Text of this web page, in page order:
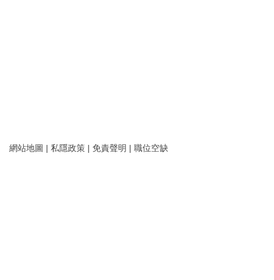
網站地圖 | 私隱政策 | 免責聲明 | 職位空缺